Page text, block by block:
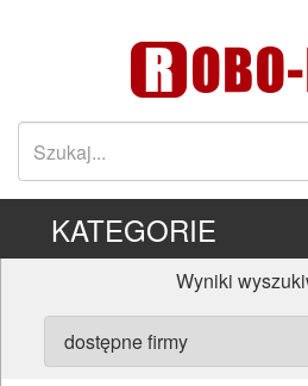
KATEGORIE
Wyniki